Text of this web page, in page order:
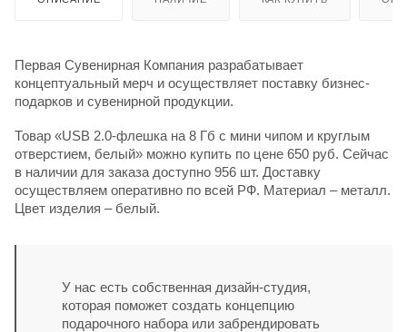
Первая Сувенирная Компания разрабатывает
концептуальный мерч и осуществляет поставку бизнес-
подарков и сувенирной продукции.
Товар «USB 2.0-флешка на 8 Гб с мини чипом и круглым
отверстием, белый» можно купить по цене 650 руб. Сейчас
в наличии для заказа доступно 956 шт. Доставку
осуществляем оперативно по всей РФ. Материал – металл.
Цвет изделия – белый.
У нас есть собственная дизайн-студия,
которая поможет создать концепцию
подарочного набора или забрендировать